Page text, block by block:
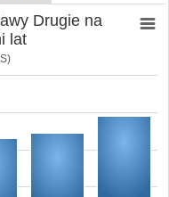
Drugie na
lat